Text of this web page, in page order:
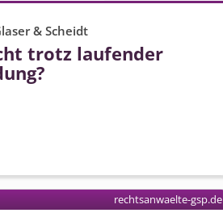
& Scheidt
trotz laufender
rechtsanwaelte-gsp.de